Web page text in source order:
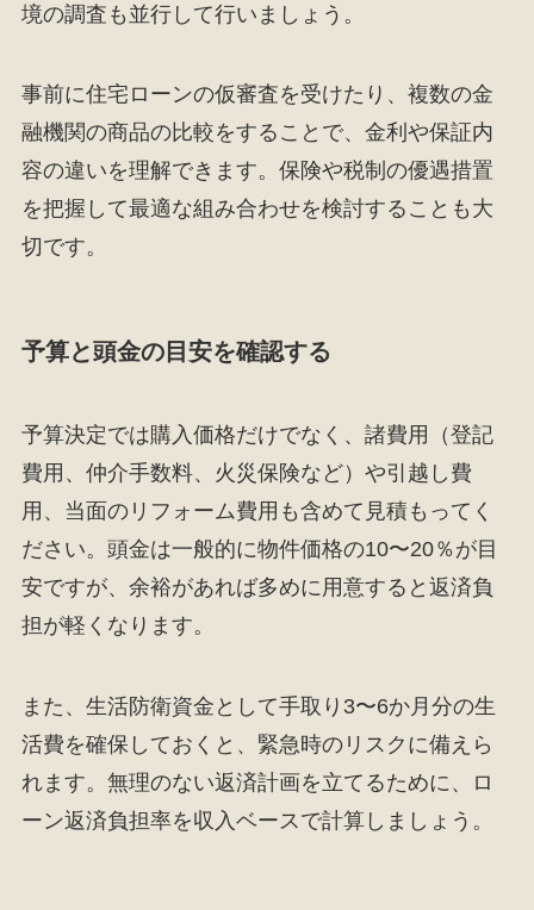
境の調査も並行して行いましょう。
事前に住宅ローンの仮審査を受けたり、複数の金
融機関の商品の比較をすることで、金利や保証内
容の違いを理解できます。保険や税制の優遇措置
を把握して最適な組み合わせを検討することも大
切です。
予算と頭金の目安を確認する
予算決定では購入価格だけでなく、諸費用（登記
費用、仲介手数料、火災保険など）や引越し費
用、当面のリフォーム費用も含めて見積もってく
ださい。頭金は一般的に物件価格の10〜20％が目
安ですが、余裕があれば多めに用意すると返済負
担が軽くなります。
また、生活防衛資金として手取り3〜6か月分の生
活費を確保しておくと、緊急時のリスクに備えら
れます。無理のない返済計画を立てるために、ロ
ーン返済負担率を収入ベースで計算しましょう。